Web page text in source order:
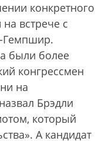
конкретного
встрече с
Гемпшир.
были более
конгрессмен
на
Брэдли
который
А кандидат